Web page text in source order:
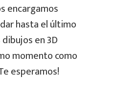
encargamos
hasta el último
en 3D
momento como
esperamos!